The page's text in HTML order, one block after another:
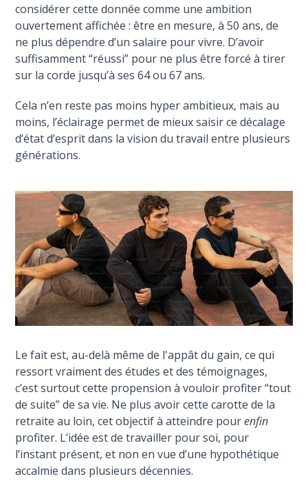
considérer cette donnée comme une ambition
ouvertement affichée : être en mesure, à 50 ans, de
ne plus dépendre d’un salaire pour vivre. D’avoir
suffisamment “réussi” pour ne plus être forcé à tirer
sur la corde jusqu’à ses 64 ou 67 ans.
Cela n’en reste pas moins hyper ambitieux, mais au
moins, l’éclairage permet de mieux saisir ce décalage
d’état d’esprit dans la vision du travail entre plusieurs
générations.
Le fait est, au-delà même de l'appât du gain, ce qui
ressort vraiment des études et des témoignages,
c’est surtout cette propension à vouloir profiter “tout
de suite” de sa vie. Ne plus avoir cette carotte de la
retraite au loin, cet objectif à atteindre pourenfin
profiter. L’idée est de travailler pour soi, pour
l’instant présent, et non en vue d’une hypothétique
accalmie dans plusieurs décennies.